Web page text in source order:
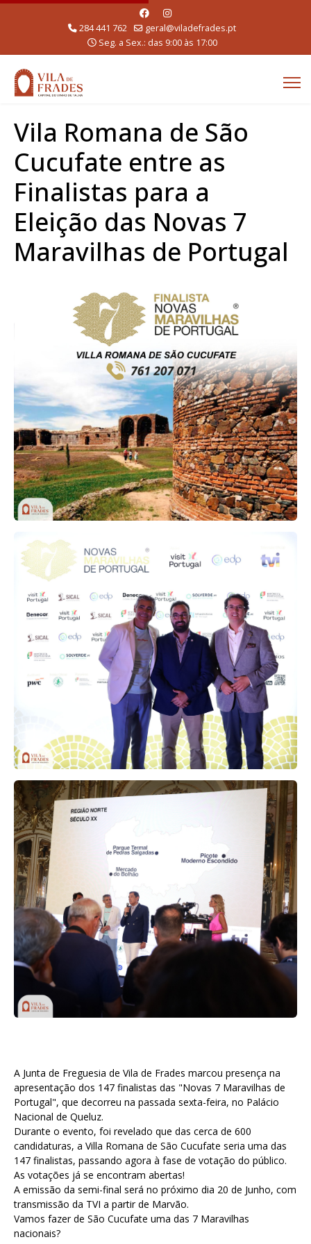
284 441 762
geral@viladefrades.pt
Seg. a Sex.: das 9:00 às 17:00
Vila Romana de São
Cucufate entre as
Finalistas para a
Eleição das Novas 7
Maravilhas de Portugal
A Junta de Freguesia de Vila de Frades marcou presença na
apresentação dos 147 finalistas das "Novas 7 Maravilhas de
Portugal", que decorreu na passada sexta-feira, no Palácio
Nacional de Queluz.
Durante o evento, foi revelado que das cerca de 600
candidaturas, a Villa Romana de São Cucufate seria uma das
147 finalistas, passando agora à fase de votação do público.
As votações já se encontram abertas!
A emissão da semi-final será no próximo dia 20 de Junho, com
transmissão da TVI a partir de Marvão.
Vamos fazer de São Cucufate uma das 7 Maravilhas
nacionais?